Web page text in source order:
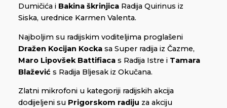
Dumičića i Bakina škrinjica Radija Quirinus iz
Siska, urednice Karmen Valenta.
Najboljim su radijskim voditeljima proglašeni
Dražen Kocijan Kocka sa Super radija iz Čazme,
Maro Lipovšek Battifiaca s Radija Istre i Tamara
Blažević s Radija Bljesak iz Okučana.
Zlatni mikrofoni u kategoriji radijskih akcija
dodijeljeni su Prigorskom radiju za akciju